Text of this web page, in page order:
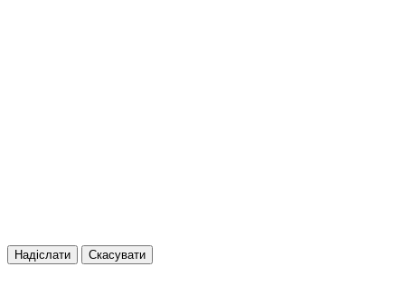
Надіслати Скасувати